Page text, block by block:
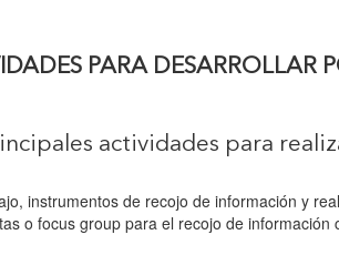
PARA DESARROLLAR
actividades para
instrumentos de recojo de información y
o focus group para el recojo de